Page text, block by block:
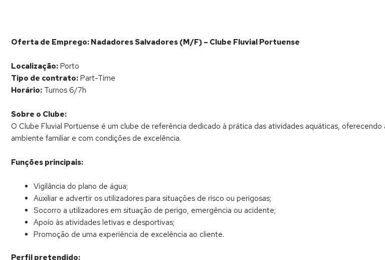
Oferta de Emprego: Nadadores Salvadores (M/F) – Clube Fluvial Portuense
Localização: Porto
Tipo de contrato: Part-Time
Horário: Turnos 6/7h
Sobre o Clube:
O Clube Fluvial Portuense é um clube de referência dedicado à prática das atividades aquáticas, oferecendo
ambiente familiar e com condições de excelência.
Funções principais:
Vigilância do plano de água;
Auxiliar e advertir os utilizadores para situações de risco ou perigosas;
Socorro a utilizadores em situação de perigo, emergência ou acidente;
Apoio às atividades letivas e desportivas;
Promoção de uma experiência de excelência ao cliente.
Perfil pretendido: